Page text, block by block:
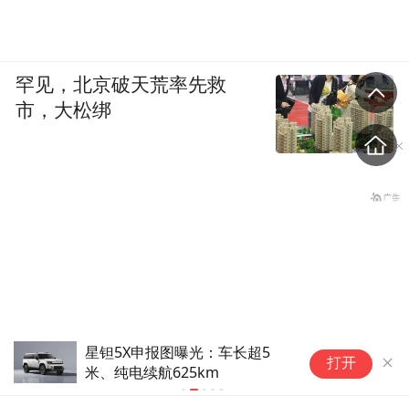
星钽5X申报图曝光：车长超5
米、纯电续航625km
打开
罕见，北京破天荒率先救
市，大松绑